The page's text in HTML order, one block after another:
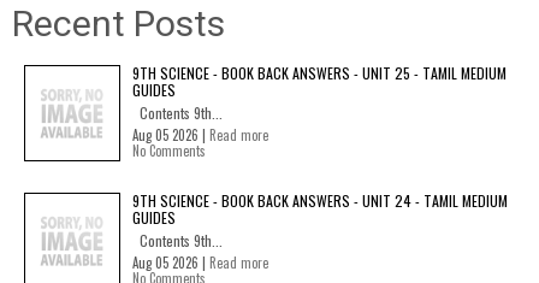
Recent Posts
9TH SCIENCE - BOOK BACK ANSWERS - UNIT 25 - TAMIL MEDIUM
GUIDES
Contents 9th...
Aug 05 2026 | Read more
No Comments
9TH SCIENCE - BOOK BACK ANSWERS - UNIT 24 - TAMIL MEDIUM
GUIDES
Contents 9th...
Aug 05 2026 | Read more
No Comments